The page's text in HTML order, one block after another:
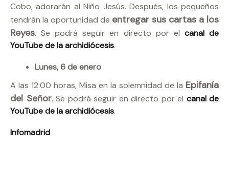
Cobo, adorarán al Niño Jesús. Después, los pequeños
tendrán la oportunidad de entregar sus cartas a los
Reyes. Se podrá seguir en directo por el canal de
YouTube de la archidiócesis.
Lunes, 6 de enero
A las 12:00 horas, Misa en la solemnidad de la Epifanía
del Señor. Se podrá seguir en directo por el canal de
YouTube de la archidiócesis.
Infomadrid